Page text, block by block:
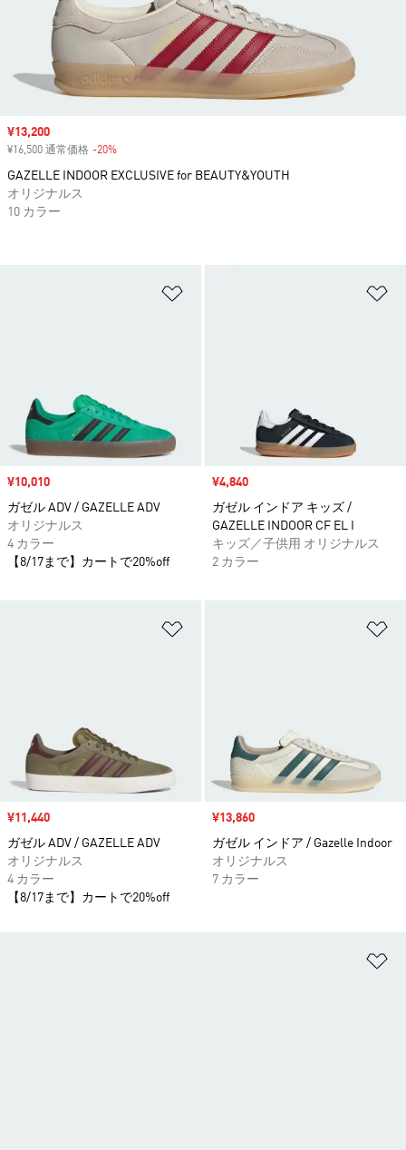
セール価格
¥10,010
ガゼル ADV / GAZELLE ADV
オリジナルス
4 カラー
【8/17まで】カートで20%off
セール価格
¥4,840
ガゼル インドア キッズ /
GAZELLE INDOOR CF EL I
キッズ／子供用 オリジナルス
2 カラー
セール価格
¥11,440
ガゼル ADV / GAZELLE ADV
オリジナルス
4 カラー
【8/17まで】カートで20%off
セール価格
¥13,860
ガゼル インドア / Gazelle Indoor
オリジナルス
7 カラー
セール価格
¥13,200
¥16,500 通常価格 -20%
GAZELLE INDOOR EXCLUSIVE for BEAUTY&YOUTH
オリジナルス
10 カラー